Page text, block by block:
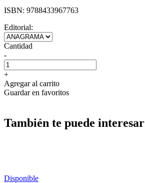
ISBN: 9788433967763
Editorial:
Cantidad
-
+
Agregar al carrito
Guardar en favoritos
También te puede interesar
Disponible